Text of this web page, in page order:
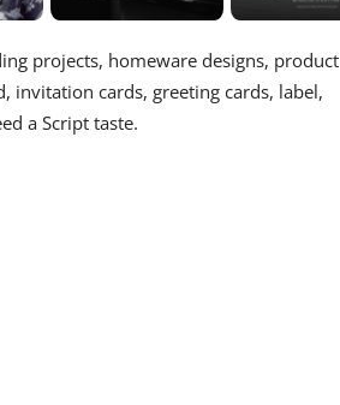
projects, homeware designs, product
invitation cards, greeting cards, label,
a Script taste.